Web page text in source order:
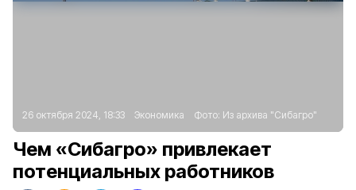
26 октября 2024, 18:33 Экономика Фото: Из архива "Сибагро"
Чем «Сибагро» привлекает
потенциальных работников